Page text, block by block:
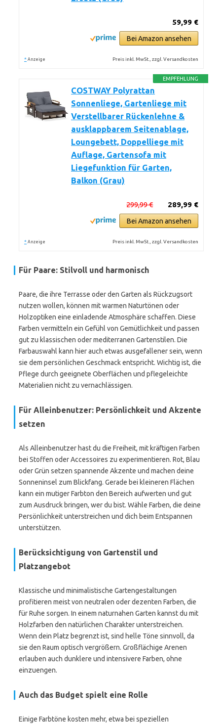
59,99 €
Bei Amazon ansehen
* Anzeige Preis inkl. MwSt., zzgl. Versandkosten
EMPFEHLUNG
COSTWAY Polyrattan
Sonnenliege, Gartenliege mit
Verstellbarer Rückenlehne &
ausklappbarem Seitenablage,
Loungebett, Doppelliege mit
Auflage, Gartensofa mit
Liegefunktion für Garten,
Balkon (Grau)
289,99 €
299,99 €
Bei Amazon ansehen
* Anzeige Preis inkl. MwSt., zzgl. Versandkosten
Für Paare: Stilvoll und harmonisch
Paare, die ihre Terrasse oder den Garten als Rückzugsort
nutzen wollen, können mit warmen Naturtönen oder
Holzoptiken eine einladende Atmosphäre schaffen. Diese
Farben vermitteln ein Gefühl von Gemütlichkeit und passen
gut zu klassischen oder mediterranen Gartenstilen. Die
Farbauswahl kann hier auch etwas ausgefallener sein, wenn
sie dem persönlichen Geschmack entspricht. Wichtig ist, die
Pflege durch geeignete Oberflächen und pflegeleichte
Materialien nicht zu vernachlässigen.
Für Alleinbenutzer: Persönlichkeit und Akzente
setzen
Als Alleinbenutzer hast du die Freiheit, mit kräftigen Farben
bei Stoffen oder Accessoires zu experimentieren. Rot, Blau
oder Grün setzen spannende Akzente und machen deine
Sonneninsel zum Blickfang. Gerade bei kleineren Flächen
kann ein mutiger Farbton den Bereich aufwerten und gut
zum Ausdruck bringen, wer du bist. Wähle Farben, die deine
Persönlichkeit unterstreichen und dich beim Entspannen
unterstützen.
Berücksichtigung von Gartenstil und
Platzangebot
Klassische und minimalistische Gartengestaltungen
profitieren meist von neutralen oder dezenten Farben, die
für Ruhe sorgen. In einem naturnahen Garten kannst du mit
Holzfarben den natürlichen Charakter unterstreichen.
Wenn dein Platz begrenzt ist, sind helle Töne sinnvoll, da
sie den Raum optisch vergrößern. Großflächige Arenen
erlauben auch dunklere und intensivere Farben, ohne
einzuengen.
Auch das Budget spielt eine Rolle
Einige Farbtöne kosten mehr, etwa bei speziellen